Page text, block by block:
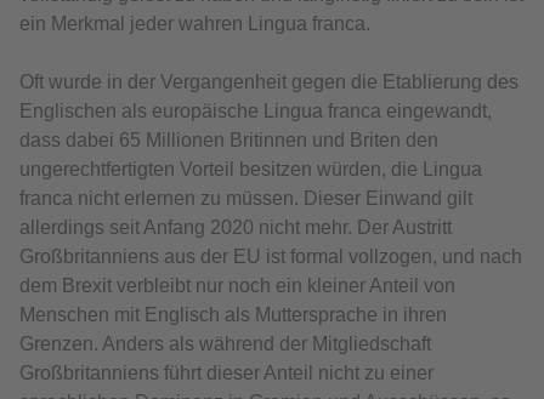
ein Merkmal jeder wahren Lingua franca.
Oft wurde in der Vergangenheit gegen die Etablierung des
Englischen als europäische Lingua franca eingewandt,
dass dabei 65 Millionen Britinnen und Briten den
ungerechtfertigten Vorteil besitzen würden, die Lingua
franca nicht erlernen zu müssen. Dieser Einwand gilt
allerdings seit Anfang 2020 nicht mehr. Der Austritt
Großbritanniens aus der EU ist formal vollzogen, und nach
dem Brexit verbleibt nur noch ein kleiner Anteil von
Menschen mit Englisch als Muttersprache in ihren
Grenzen. Anders als während der Mitgliedschaft
Großbritanniens führt dieser Anteil nicht zu einer